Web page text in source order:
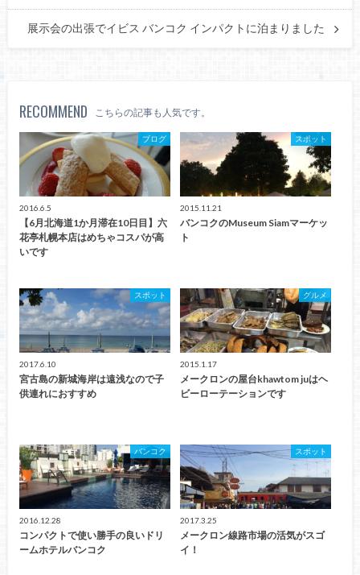
展示会の出張でイビス バンコク インパクトに泊まりました
RECOMMEND こちらの記事も人気です。
ブログ
2016.6.5
【6月北海道1か月滞在10日目】六
花亭札幌本店はめちゃコスパが高
いです
スポット
2015.11.21
バンコクのMuseum Siamマーケッ
ト
スポット
2017.6.10
宮古島の新城海岸は遠浅なので子
供連れにおすすめ
グルメ
2015.1.17
メークロンの屋台khawtom juはヘ
ビーローテーションです
バンコク
2016.12.28
コンパクトで使い勝手の良いドリ
ームホテルバンコク
スポット
2017.3.25
メークロン線路市場の活気がスゴ
イ！